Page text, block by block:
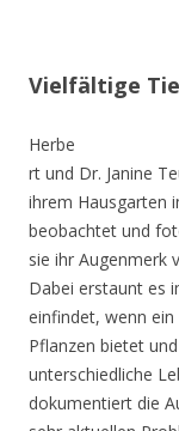
Vielfältige
Herbe
rt und Dr. Janine
ihrem Hausgarten
beobachtet und
sie ihr Augenmerk
Dabei erstaunt es
einfindet, wenn
Pflanzen bietet
unterschiedliche
dokumentiert die